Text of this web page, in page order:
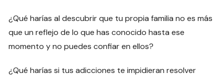
¿Qué harías al descubrir que tu propia familia no es más
que un reflejo de lo que has conocido hasta ese
momento y no puedes confiar en ellos?
¿Qué harías si tus adicciones te impidieran resolver